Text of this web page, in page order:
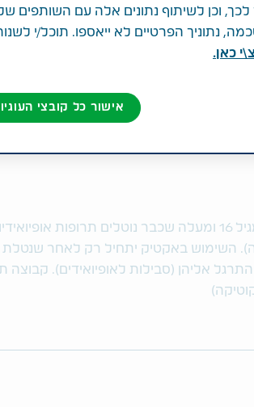
לטיפול בכאב מתפרץ אצל חולי סרטן מגיל 16 ומעלה שכבר נוטלים תרופות
( 24 שעות ביממה). השימוש באקטיק יתחיל רק לאחר
התרגל אליהן (סבילות לאופיואידים). קבוצה
וכן לשיתוף נתונים אלה עם השותפים
נתוניך הפרטיים לא ייאספו. תוכל/י
כאן.
אישור כל קובצי